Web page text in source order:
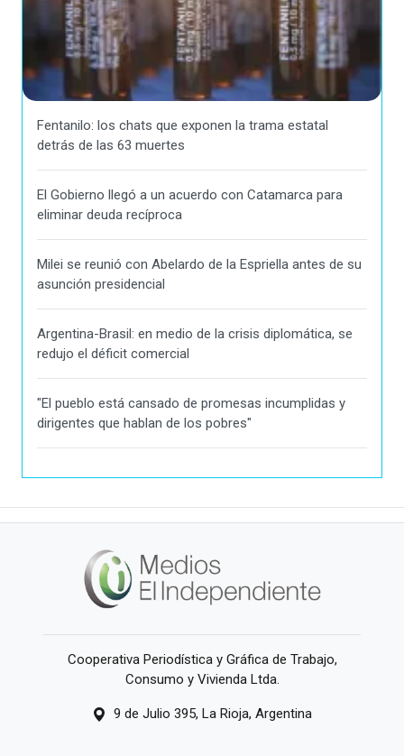
Fentanilo: los chats que exponen la trama estatal
detrás de las 63 muertes
El Gobierno llegó a un acuerdo con Catamarca para
eliminar deuda recíproca
Milei se reunió con Abelardo de la Espriella antes de su
asunción presidencial
Argentina-Brasil: en medio de la crisis diplomática, se
redujo el déficit comercial
"El pueblo está cansado de promesas incumplidas y
dirigentes que hablan de los pobres"
Cooperativa Periodística y Gráfica de Trabajo,
Consumo y Vivienda Ltda.
9 de Julio 395, La Rioja, Argentina